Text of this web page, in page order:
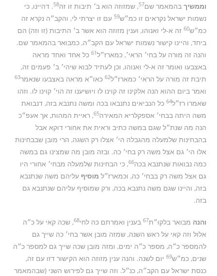
וממשיךבהמאמר שם57, שמזוזה הוא ב׳ תיבות זו זה58. דהיינו, כי
נשמות ישראל נקראים זו כמ״ש59 עם זו יצרתי לי, והקב״ה נקרא זה
כמ״ש60 זה א-לי ואנוהו, וענין מזוזה הוא אשר ב׳ התיבות (זו וזה) הם
ביחד, והיינו קישור נשמות ישראל עם הקב״ה, כמבואר בהמאמר שם.
והנה זה מורה על בחי׳ הראי׳, כמארז״ל61 כל אחד ואחד מראה
באצבעו ואומר זה א-לי ואנוהו, וכן לעתיד לבוא שיהי׳ ב׳ פעמים זה,
תיבת זה מורה על הראי׳ כמארז״ל62 כאו״א מראה באצבעו שנאמר63
ואמר ביום ההוא הנה אלקינו זה קוינו לו ויושיענו זה הוי׳ קוינו לו. וזהו
שאמרו רז״ל64 כל הנביאים נתנבאו בכה ומשה נתנבא בזה, דנבואת
משה היתה בבחי׳ אספקלריא המאירה65, ראיית המהות, אך אעפ״כ
הנה מה שנת״ל שגם במשה כתיב וראית את אחורי דוקא אבל
בהבחינות שלמעלה מהגבלה הי׳ אצלו רק השגה, הרי מובן שבבחינות
אלו הי׳ גם אצל משה רק בחי׳ כה. ובזה מובן מה שמצינו גם במשה
כמה נבואות שנתנבא בכה66, כי הבחינות שלמעלה מבחי׳ אחורי היו
גם אצל משה רק בבחי׳ כה, וכמארז״ל מוסיףעליהם משה שנתנבא
בזה, והיינו שגם משה נתנבא בכה, ורק שמוסיף עליהם שנתנבא גם
בזה.
והנה מבואר בלקו״ת67 בענין ואמרתם כה לחי68, שכה קאי על כ״ה
אלול וזה קאי על ראש השנה, שמזה מובן אשר בחי׳ כה שייך גם
להמספר כ״ה, מספר כ״ה ימים, ומזה מובן שכה שייך גם למספר כ״ה
שנים, כמ״ש69 יום לשנה. והנה ענין מזוזה הוא הקישור דזו עם זה,
כנסת ישראל עם הקב״ה, כנ״ל. וזה שייך גם לפירוש השני (שבהמאמר